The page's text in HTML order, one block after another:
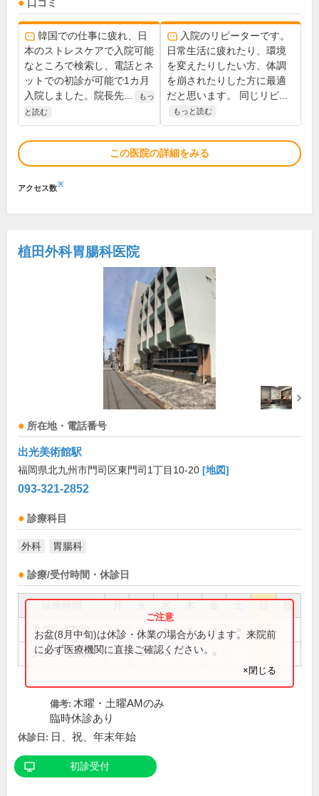
口コミ
韓国での仕事に疲れ、日
本のストレスケアで入院可能
なところで検索し、電話とネ
ットでの初診が可能で1カ月
入院しました。院長先...
もっ
と読む
入院のリピーターです。
日常生活に疲れたり、環境
を変えたりしたい方、体調
を崩されたりした方に最適
だと思います。 同じリピ...
もっと読む
この医院の詳細をみる
アクセス数※
植田外科胃腸科医院
所在地・電話番号
出光美術館駅
福岡県北九州市門司区東門司1丁目10-20 [地図]
093-321-2852
診療科目
外科 胃腸科
診療/受付時間・休診日
祝
8:30～12:30 ● ● ● ● ●
14:00～18:00 ● ● ●
お盆(8月中旬)は休診・休業の場合があります。来院前
に必ず医療機関に直接ご確認ください。
×閉じる
備考: 木曜・土曜AMのみ
臨時休診あり
休診日: 日、祝、年末年始
初診受付